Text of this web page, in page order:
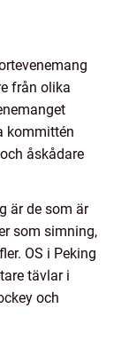
från olika
kommittén
åskådare
är de som är
som simning,
OS i Peking
tävlar i
och